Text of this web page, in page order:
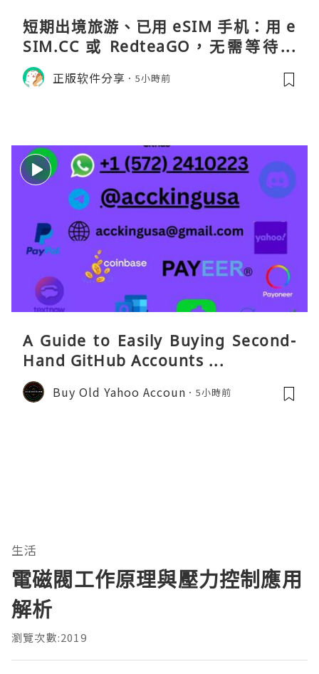
短期出境旅游、已用 eSIM 手机：用 e
SIM.CC 或 RedteaGO，无需等待收
货。需要“当地号码 + 通话短信”（如
打车、外卖、客户联络）：优先 Redt
正版软件分享 5小時前
A Guide to Easily Buying Second-
Hand GitHub Accounts ...
Buy Old Yahoo Accoun 5小時前
生活
電磁閥工作原理與壓力控制應用
解析
瀏覽次數:2019